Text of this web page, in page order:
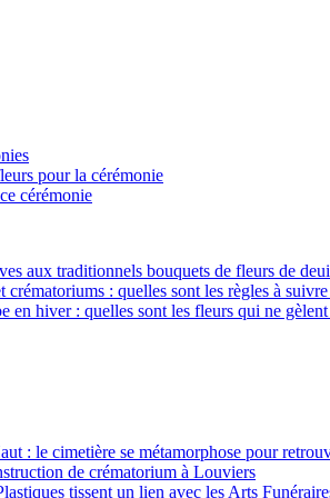
pour la cérémonie
cérémonie
aux traditionnels bouquets de fleurs de
crématoriums : quelles sont les règles à
en hiver : quelles sont les fleurs qui ne gèlent
: le cimetière se métamorphose pour
de crématorium à Louviers
tissent un lien avec les Arts